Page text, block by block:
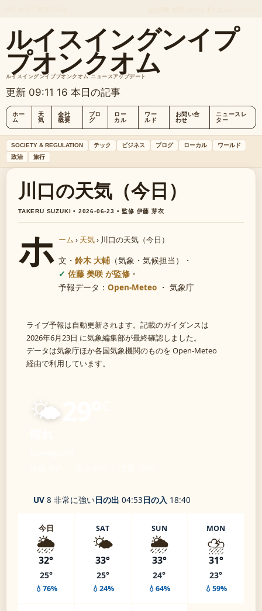
ルイスイングンイプ
プオンクオム
ルイスイングンイププオンクオム ニュースアップデート
更新 09:11 16 本日の記事
ホー
ム
天
気
会社
概要
ブロ
グ
ロー
カル
ワー
ルド
お問い合
わせ
ニュースレ
ター
SOCIETY & REGULATION テック ビジネス ブログ ローカル
ワールド
政治
旅行
川口の天気（今日）
TAKERU SUZUKI • 2026-06-23 • 監修 伊藤 芽衣
ホ ーム › 天気› 川口の天気（今日）
文・ 鈴木 大輔 （気象・気候担当）
・
佐藤 美咲 が監修 ・
予報データ： Open-Meteo ・ 気象庁
ライブ予報は自動更新されます。記載のガイダンスは
2026年6月23日 に気象編集部が最終確認しました。
データは気象庁ほか各国気象機関のものを Open-Meteo
経由で利用しています。
🌤️
UV 8 非常に強い日の出 04:53日の入 18:40
今日
🌦️
32°
25°
💧76%
SAT
🌤️
33°
25°
💧24%
SUN
🌦️
33°
24°
💧64%
MON
⛈️
31°
23°
💧59%